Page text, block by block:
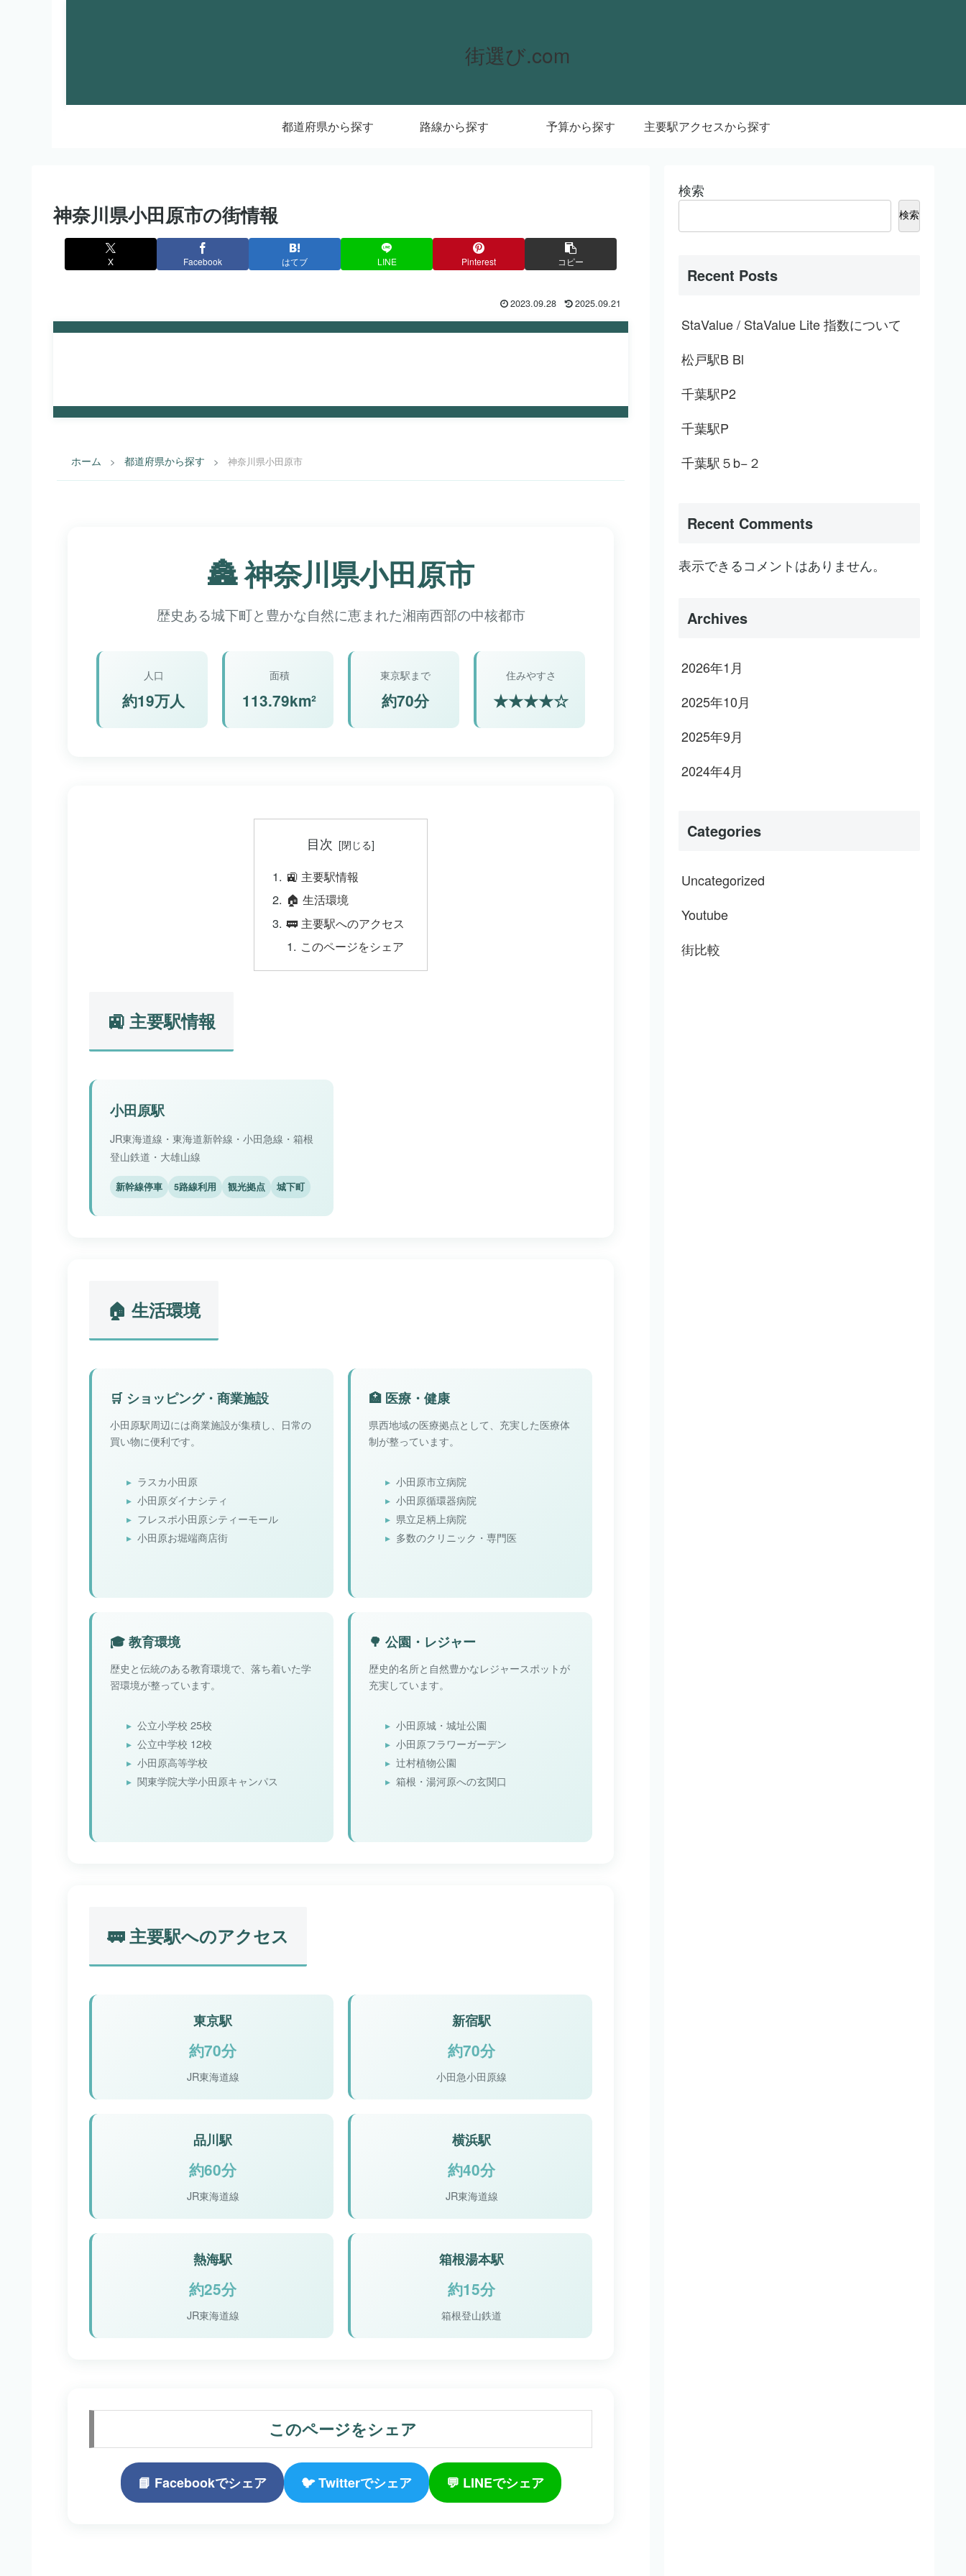
街選び.com
都道府県から探す 路線から探す 予算から探す 主要駅アクセスから探す
神奈川県小田原市の街情報
X Facebook はてブ LINE Pinterest コピー
2023.09.28 2025.09.21
ホーム > 都道府県から探す > 神奈川県小田原市
🏯 神奈川県小田原市
歴史ある城下町と豊かな自然に恵まれた湘南西部の中核都市
人口
約19万人
面積
113.79km²
東京駅まで
約70分
住みやすさ
★★★★☆
目次
🚉 主要駅情報
🏠 生活環境
🚃 主要駅へのアクセス
このページをシェア
🚉 主要駅情報
小田原駅
JR東海道線・東海道新幹線・小田急線・箱根
登山鉄道・大雄山線
新幹線停車 5路線利用 観光拠点 城下町
🏠 生活環境
🛒 ショッピング・商業施設
小田原駅周辺には商業施設が集積し、日常の
買い物に便利です。
ラスカ小田原
小田原ダイナシティ
フレスポ小田原シティーモール
小田原お堀端商店街
🏥 医療・健康
県西地域の医療拠点として、充実した医療体
制が整っています。
小田原市立病院
小田原循環器病院
県立足柄上病院
多数のクリニック・専門医
🎓 教育環境
歴史と伝統のある教育環境で、落ち着いた学
習環境が整っています。
公立小学校 25校
公立中学校 12校
小田原高等学校
関東学院大学小田原キャンパス
🌳 公園・レジャー
歴史的名所と自然豊かなレジャースポットが
充実しています。
小田原城・城址公園
小田原フラワーガーデン
辻村植物公園
箱根・湯河原への玄関口
🚃 主要駅へのアクセス
東京駅
約70分
JR東海道線
新宿駅
約70分
小田急小田原線
品川駅
約60分
JR東海道線
横浜駅
約40分
JR東海道線
熱海駅
約25分
JR東海道線
箱根湯本駅
約15分
箱根登山鉄道
このページをシェア
📘 Facebookでシェア 🐦 Twitterでシェア 💬 LINEでシェア
検索
検索
Recent Posts
StaValue / StaValue Lite 指数について
松戸駅B Bl
千葉駅P2
千葉駅P
千葉駅５b−２
Recent Comments
表示できるコメントはありません。
Archives
2026年1月
2025年10月
2025年9月
2024年4月
Categories
Uncategorized
Youtube
街比較